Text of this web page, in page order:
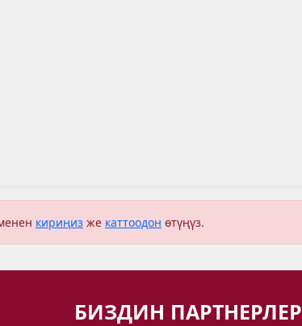
кириңиз же каттоодон өтүңүз.
БИЗДИН ПАРТНЕРЛЕР